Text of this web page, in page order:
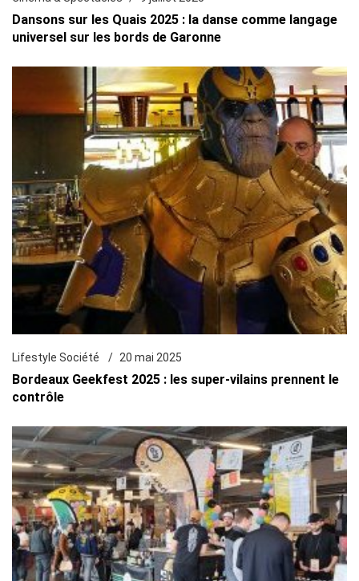
Dansons sur les Quais 2025 : la danse comme langage
universel sur les bords de Garonne
Lifestyle Société 20 mai 2025
Bordeaux Geekfest 2025 : les super-vilains prennent le
contrôle